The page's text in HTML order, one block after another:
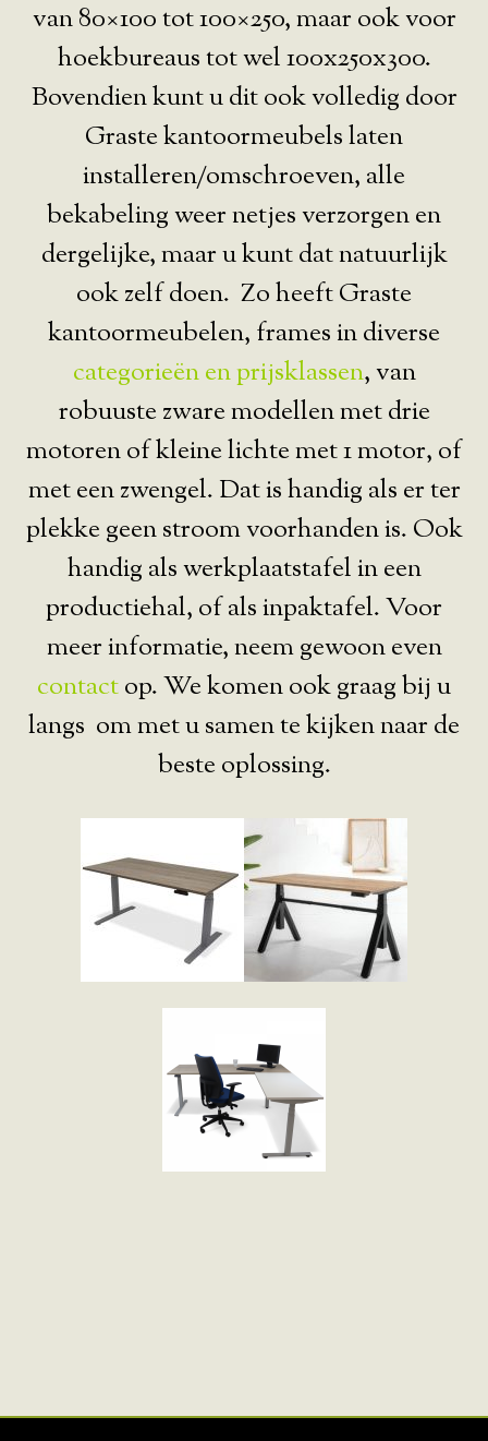
van 80×100 tot 100×250, maar ook voor
hoekbureaus tot wel 100x250x300.
Bovendien kunt u dit ook volledig door
Graste kantoormeubels laten
installeren/omschroeven, alle
bekabeling weer netjes verzorgen en
dergelijke, maar u kunt dat natuurlijk
ook zelf doen. Zo heeft Graste
kantoormeubelen, frames in diverse
categorieën en prijsklassen, van
robuuste zware modellen met drie
motoren of kleine lichte met 1 motor, of
met een zwengel. Dat is handig als er ter
plekke geen stroom voorhanden is. Ook
handig als werkplaatstafel in een
productiehal, of als inpaktafel. Voor
meer informatie, neem gewoon even
contactop. We komen ook graag bij u
langs om met u samen te kijken naar de
beste oplossing.